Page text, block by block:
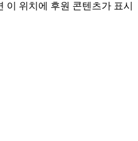
이 위치에 후원 콘텐츠가 표시